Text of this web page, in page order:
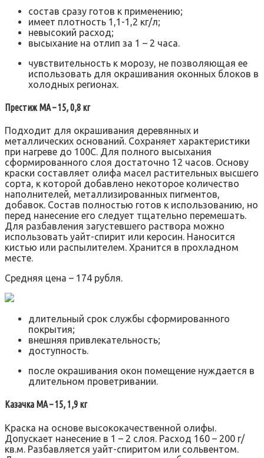
состав сразу готов к применению;
имеет плотность 1,1-1,2 кг/л;
невысокий расход;
высыхание на отлип за 1 – 2 часа.
чувствительность к морозу, не позволяющая ее
использовать для окрашивания оконных блоков в
холодных регионах.
Престиж МА – 15, 0,8 кг
Подходит для окрашивания деревянных и
металлических оснований. Сохраняет характеристики
при нагреве до 100С. Для полного высыхания
сформированного слоя достаточно 12 часов. Основу
краски составляет олифа масел растительных высшего
сорта, к которой добавлено некоторое количество
наполнителей, металлизированных пигментов,
добавок. Состав полностью готов к использованию, но
перед нанесение его следует тщательно перемешать.
Для разбавления загустевшего раствора можно
использовать уайт-спирит или керосин. Наносится
кистью или распылителем. Хранится в прохладном
месте.
Средняя цена – 174 рубля.
длительный срок службы сформированного
покрытия;
внешняя привлекательность;
доступность.
после окрашивания окон помещение нуждается в
длительном проветривании.
Казачка МА – 15, 1,9 кг
Краска на основе высококачественной олифы.
Допускает нанесение в 1 – 2 слоя. Расход 160 – 200 г/
кв.м. Разбавляется уайт-спиритом или сольвентом.